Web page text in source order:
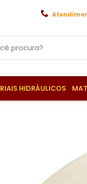
HIDRÁULICOS